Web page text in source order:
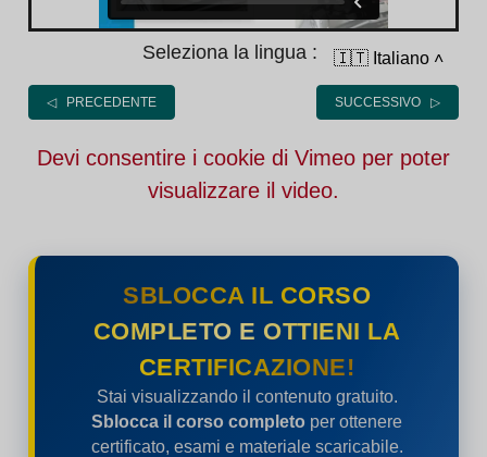
Seleziona la lingua : 🇮🇹 Italiano ˄
◁ PRECEDENTE SUCCESSIVO ▷
Devi consentire i cookie di Vimeo per poter
visualizzare il video.
SBLOCCA IL CORSO
COMPLETO E OTTIENI LA
CERTIFICAZIONE!
Stai visualizzando il contenuto gratuito.
Sblocca il corso completo per ottenere
certificato, esami e materiale scaricabile.